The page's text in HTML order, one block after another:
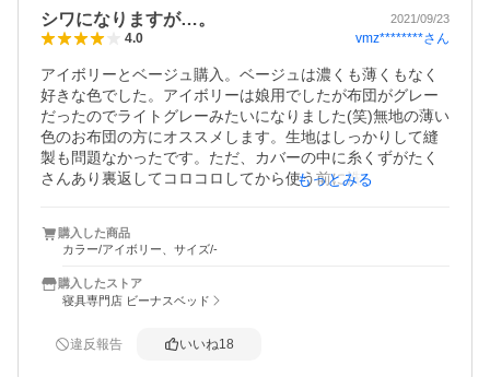
た。ボックスシーツともう1セット追加購入しましたが、そ
ちらは問題ない状態で届きました。
シワになりますが…。 2021/09/23
4.0 vmz********さん
アイボリーとベージュ購入。ベージュは濃くも薄くもなく
好きな色でした。アイボリーは娘用でしたが布団がグレー
だったのでライトグレーみたいになりました(笑)無地の薄い
色のお布団の方にオススメします。生地はしっかりして縫
製も問題なかったです。ただ、カバーの中に糸くずがたく
さんあり裏返してコロコロしてから使う前に洗いました。
た時にちゃんと広げずそのままの状態で置いておくとシワ
だらけになります。ちょっと、面倒くさいなぁと思いまし
たが肌触りもよくカバー自体はとても気に入ったので大事
に使わせていただきます。
もっとみる
購入した商品
カラー/アイボリー、サイズ/-
購入したストア
寝具専門店 ビーナスベッド
違反報告 いいね18